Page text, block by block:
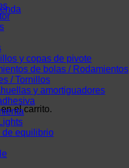
el carrito.
y copas de pivote
de bolas / Rodamientos
/ Tornillos
y amortiguadores
de equilibrio